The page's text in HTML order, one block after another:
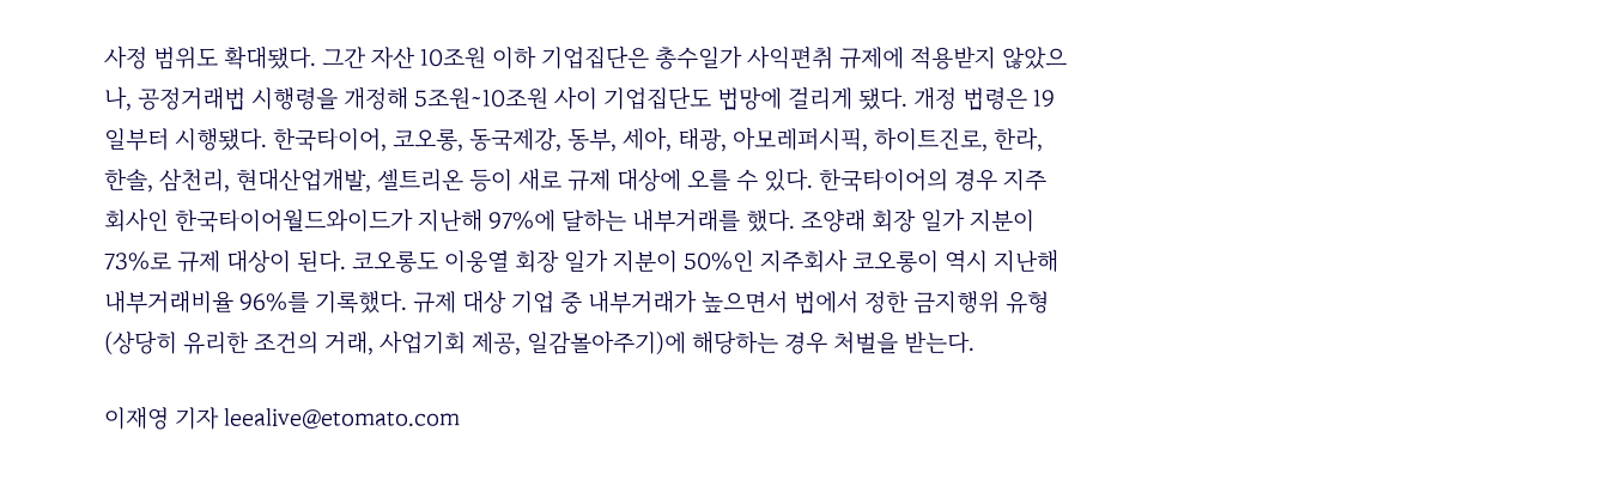
사정 범위도 확대됐다. 그간 자산 10조원 이하 기업집단은 총수일가 사익편취 규제에 적용받지 않았으
나, 공정거래법 시행령을 개정해 5조원~10조원 사이 기업집단도 법망에 걸리게 됐다. 개정 법령은 19
일부터 시행됐다. 한국타이어, 코오롱, 동국제강, 동부, 세아, 태광, 아모레퍼시픽, 하이트진로, 한라,
한솔, 삼천리, 현대산업개발, 셀트리온 등이 새로 규제 대상에 오를 수 있다. 한국타이어의 경우 지주
회사인 한국타이어월드와이드가 지난해 97%에 달하는 내부거래를 했다. 조양래 회장 일가 지분이
73%로 규제 대상이 된다. 코오롱도 이웅열 회장 일가 지분이 50%인 지주회사 코오롱이 역시 지난해
내부거래비율 96%를 기록했다. 규제 대상 기업 중 내부거래가 높으면서 법에서 정한 금지행위 유형
(상당히 유리한 조건의 거래, 사업기회 제공, 일감몰아주기)에 해당하는 경우 처벌을 받는다.
이재영 기자 leealive@etomato.com